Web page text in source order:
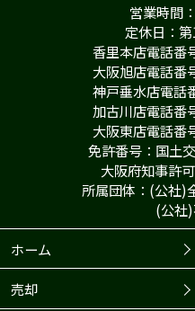
営業時間
定休日：
香里本店電話
大阪旭店電話
神戸垂水店電話
加古川店電話
大阪東店電話
免許番号：国土
大阪府知事許
所属団体：(公社)
(公社)不動
ホーム
売却